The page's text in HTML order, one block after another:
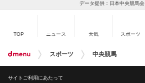
データ提供：日本中央競馬会
TOP ニュース 天気 スポーツ
スポーツ 中央競馬
サイトご利用にあたって